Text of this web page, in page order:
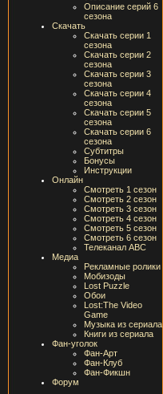
Описание серий 6
сезона
Скачать
Скачать серии 1
сезона
Скачать серии 2
сезона
Скачать серии 3
сезона
Скачать серии 4
сезона
Скачать серии 5
сезона
Скачать серии 6
сезона
Субтитры
Бонусы
Инструкции
Онлайн
Смотреть 1 сезон
Смотреть 2 сезон
Смотреть 3 сезон
Смотреть 4 сезон
Смотреть 5 сезон
Смотреть 6 сезон
Телеканал ABC
Медиа
Рекламные ролики
Мобизоды
Lost Puzzle
Обои
Lost:The Video
Game
Музыка из сериала
Книги из сериала
Фан-уголок
Фан-Арт
Фан-Клуб
Фан-Фикшн
Форум